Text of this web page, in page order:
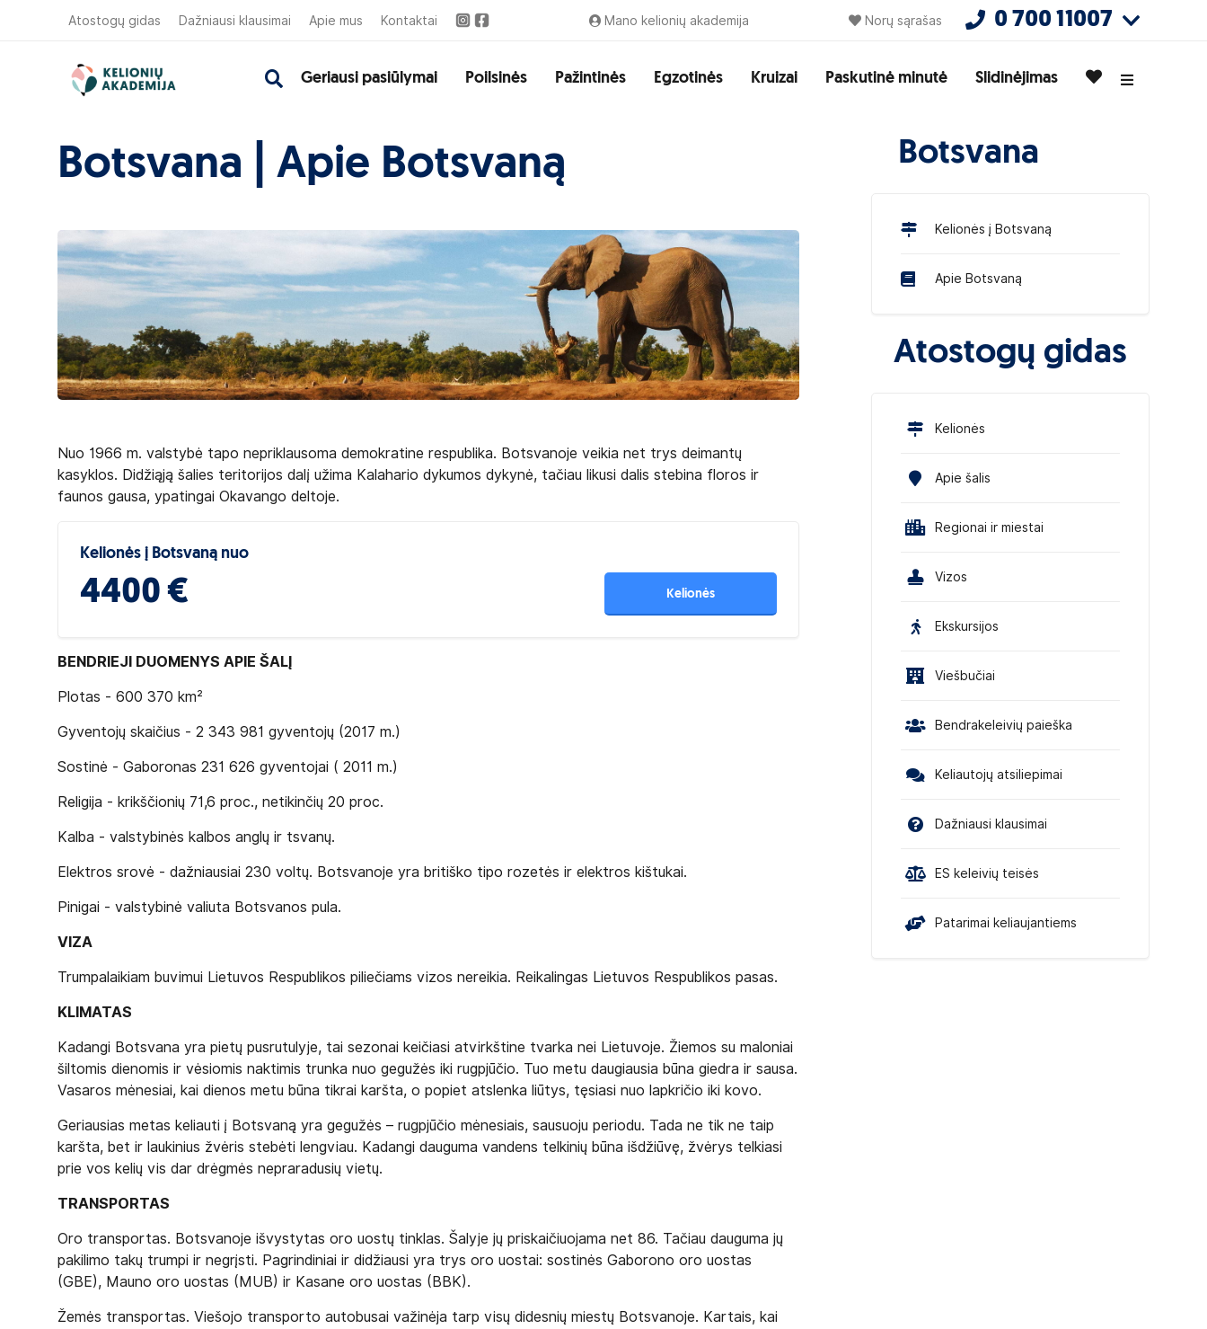
Atostogų gidas Dažniausi klausimai Apie mus Kontaktai Mano kelionių akademija Norų sąrašas 0 700 11007
Geriausi pasiūlymai Poilsinės Pažintinės Egzotinės Kruizai Paskutinė minutė Slidinėjimas
Botsvana | Apie Botsvaną
Nuo 1966 m. valstybė tapo nepriklausoma demokratine respublika. Botsvanoje veikia net trys deimantų
kasyklos. Didžiąją šalies teritorijos dalį užima Kalahario dykumos dykynė, tačiau likusi dalis stebina floros ir
faunos gausa, ypatingai Okavango deltoje.
Kelionės į Botsvaną nuo
4400 € Kelionės
BENDRIEJI DUOMENYS APIE ŠALĮ
Plotas - 600 370 km²
Gyventojų skaičius - 2 343 981 gyventojų (2017 m.)
Sostinė - Gaboronas 231 626 gyventojai ( 2011 m.)
Religija - krikščionių 71,6 proc., netikinčių 20 proc.
Kalba - valstybinės kalbos anglų ir tsvanų.
Elektros srovė - dažniausiai 230 voltų. Botsvanoje yra britiško tipo rozetės ir elektros kištukai.
Pinigai - valstybinė valiuta Botsvanos pula.
VIZA
Trumpalaikiam buvimui Lietuvos Respublikos piliečiams vizos nereikia. Reikalingas Lietuvos Respublikos pasas.
KLIMATAS
Kadangi Botsvana yra pietų pusrutulyje, tai sezonai keičiasi atvirkštine tvarka nei Lietuvoje. Žiemos su maloniai
šiltomis dienomis ir vėsiomis naktimis trunka nuo gegužės iki rugpjūčio. Tuo metu daugiausia būna giedra ir sausa.
Vasaros mėnesiai, kai dienos metu būna tikrai karšta, o popiet atslenka liūtys, tęsiasi nuo lapkričio iki kovo.
Geriausias metas keliauti į Botsvaną yra gegužės – rugpjūčio mėnesiais, sausuoju periodu. Tada ne tik ne taip
karšta, bet ir laukinius žvėris stebėti lengviau. Kadangi dauguma vandens telkinių būna išdžiūvę, žvėrys telkiasi
prie vos kelių vis dar drėgmės nepraradusių vietų.
TRANSPORTAS
Oro transportas. Botsvanoje išvystytas oro uostų tinklas. Šalyje jų priskaičiuojama net 86. Tačiau dauguma jų
pakilimo takų trumpi ir negrįsti. Pagrindiniai ir didžiausi yra trys oro uostai: sostinės Gaborono oro uostas
(GBE), Mauno oro uostas (MUB) ir Kasane oro uostas (BBK).
Žemės transportas. Viešojo transporto autobusai važinėja tarp visų didesnių miestų Botsvanoje. Kartais, kai
Botsvana
Kelionės į Botsvaną
Apie Botsvaną
Atostogų gidas
Kelionės
Apie šalis
Regionai ir miestai
Vizos
Ekskursijos
Viešbučiai
Bendrakeleivių paieška
Keliautojų atsiliepimai
Dažniausi klausimai
ES keleivių teisės
Patarimai keliaujantiems